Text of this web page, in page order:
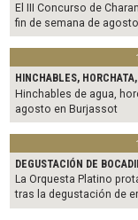
El III Concurso de
fin de semana de agosto
HINCHABLES,
Hinchables de agua,
agosto en Burjassot
DEGUSTACIÓN DE
La Orquesta Platino
tras la degustación de